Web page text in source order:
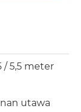
/ 5,5 meter
utawa